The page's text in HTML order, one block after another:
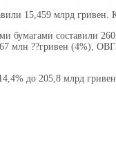
15,459 млрд гривен.
бумагами составили
млн ??гривен (4%),
до 205,8 млрд